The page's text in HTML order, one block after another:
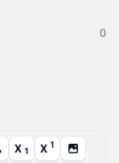
0
X 1 X 1